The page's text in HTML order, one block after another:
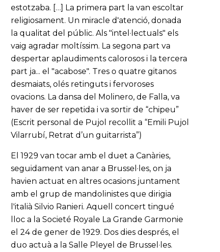
estotzaba. […] La primera part la van escoltar
religiosament. Un miracle d'atenció, donada
la qualitat del públic. Als "intel·lectuals" els
vaig agradar moltíssim. La segona part va
despertar aplaudiments calorosos i la tercera
part ja... el "acabose". Tres o quatre gitanos
desmaiats, olés retinguts i fervoroses
ovacions. La dansa del Molinero, de Falla, va
haver de ser repetida i va sortir de “chipeu”
(Escrit personal de Pujol recollit a “Emili Pujol
Vilarrubí, Retrat d’un guitarrista”)
El 1929 van tocar amb el duet a Canàries,
seguidament van anar a Brussel·les, on ja
havien actuat en altres ocasions juntament
amb el grup de mandolinistes que dirigia
l'italià Silvio Ranieri. Aquell concert tingué
lloc a la Societé Royale La Grande Garmonie
el 24 de gener de 1929. Dos dies després, el
duo actuà a la Salle Pleyel de Brussel·les.